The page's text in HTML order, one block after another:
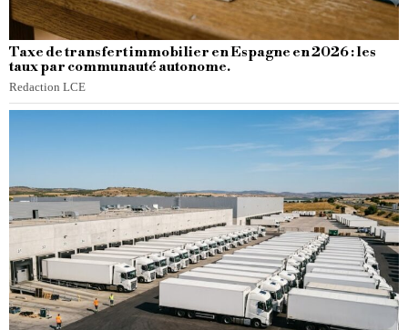
Taxe de transfert immobilier en Espagne en 2026 : les
taux par communauté autonome.
Redaction LCE